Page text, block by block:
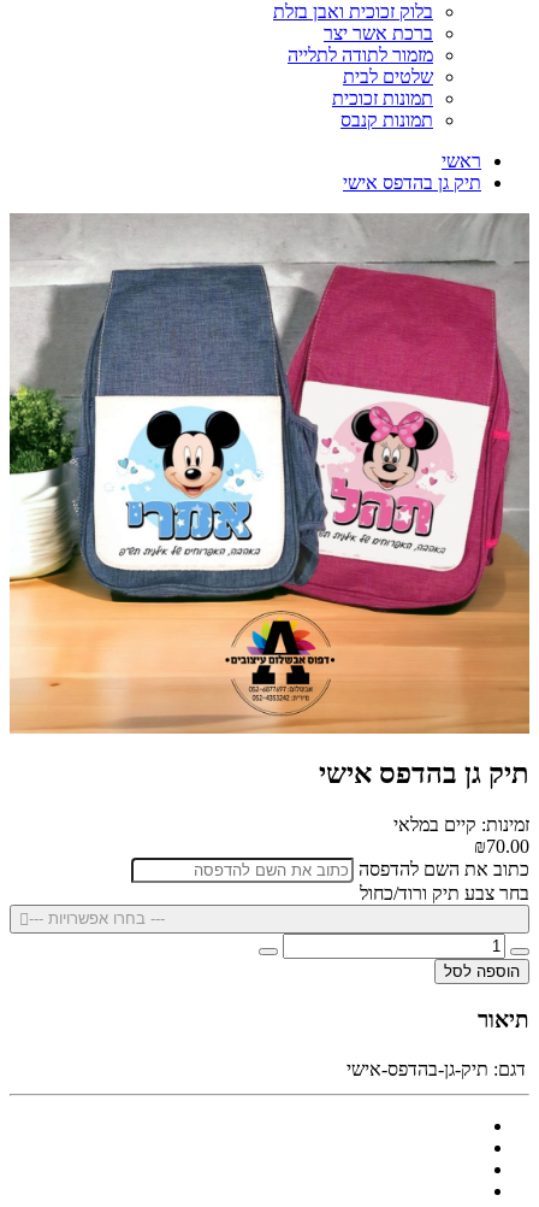
בלוק זכוכית ואבן בזלת
ברכת אשר יצר
מזמור לתודה לתלייה
שלטים לבית
תמונות זכוכית
תמונות קנבס
ראשי
תיק גן בהדפס אישי
תיק גן בהדפס אישי
זמינות: קיים במלאי
₪70.00
כתוב את השם להדפסה
בחר צבע תיק ורוד/כחול
--- בחרו אפשרויות ---
הוספה לסל
תיאור
דגם: תיק-גן-בהדפס-אישי